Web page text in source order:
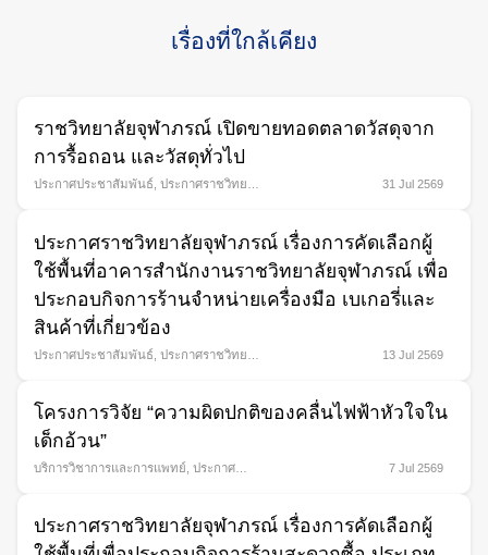
Search
เรื่องที่ใกล้เคียง
ราชวิทยาลัยจุฬาภรณ์ เปิดขายทอดตลาดวัสดุจาก
การรื้อถอน และวัสดุทั่วไป
ประกาศประชาสัมพันธ์ ประกาศราชวิทยา
31 Jul 2569
ประกาศราชวิทยาลัยจุฬาภรณ์ เรื่องการคัดเลือกผู้
ใช้พื้นที่อาคารสำนักงานราชวิทยาลัยจุฬาภรณ์ เพื่อ
ประกอบกิจการร้านจำหน่ายเครื่องมือ เบเกอรี่และ
สินค้าที่เกี่ยวข้อง
ประกาศประชาสัมพันธ์ ประกาศราชวิทยา
13 Jul 2569
โครงการวิจัย “ความผิดปกติของคลื่นไฟฟ้าหัวใจใน
เด็กอ้วน”
บริการวิชาการและการแพทย์ ประกาศ
7 Jul 2569
ประกาศราชวิทยาลัยจุฬาภรณ์ เรื่องการคัดเลือกผู้